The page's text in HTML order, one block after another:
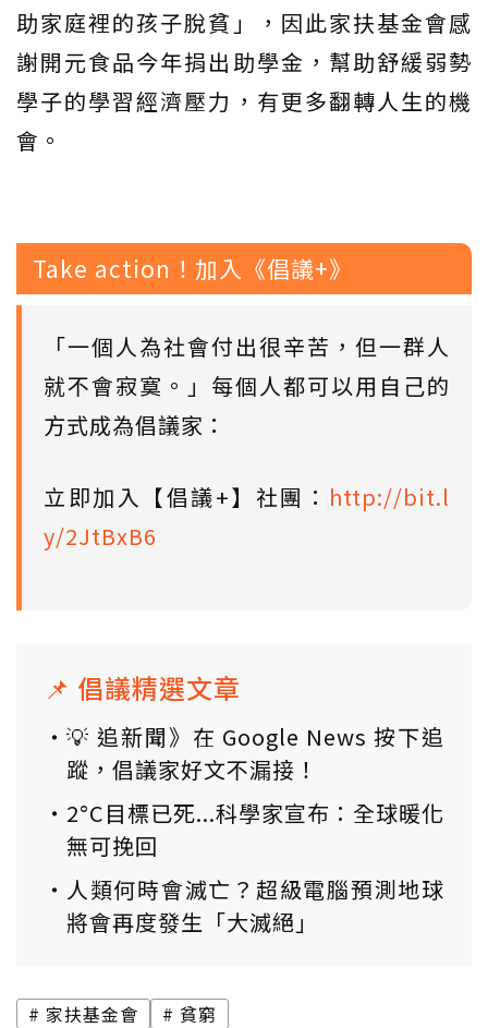
助家庭裡的孩子脫貧」，因此家扶基金會感
謝開元食品今年捐出助學金，幫助舒緩弱勢
學子的學習經濟壓力，有更多翻轉人生的機
會。
Take action！加入《倡議+》
「一個人為社會付出很辛苦，但一群人
就不會寂寞。」每個人都可以用自己的
方式成為倡議家：
立即加入【倡議+】社團： http://bit.l
y/2JtBxB6
📌 倡議精選文章
💡 追新聞》在 Google News 按下追
蹤，倡議家好文不漏接！
2°C目標已死...科學家宣布：全球暖化
無可挽回
人類何時會滅亡？超級電腦預測地球
將會再度發生「大滅絕」
家扶基金會 貧窮